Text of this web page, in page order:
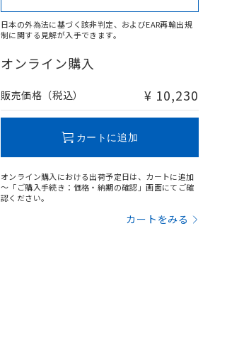
日本の外為法に基づく該非判定、およびEAR再輸出規
制に関する見解が入手できます。
オンライン購入
販売価格（税込） ¥ 10,230
カートに追加
オンライン購入における出荷予定日は、カートに追加
～「ご購入手続き：価格・納期の確認」画面にてご確
認ください。
カートをみる